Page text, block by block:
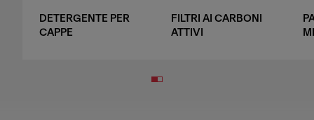
DETERGENTE PER
CAPPE
FILTRI AI CARBONI
ATTIVI